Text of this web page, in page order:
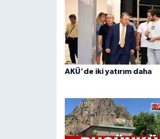
AKÜ'de iki yatırım daha